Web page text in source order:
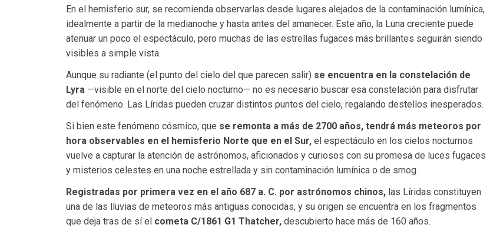
En el hemisferio sur, se recomienda observarlas desde lugares alejados de la contaminación lumínica,
idealmente a partir de la medianoche y hasta antes del amanecer. Este año, la Luna creciente puede
atenuar un poco el espectáculo, pero muchas de las estrellas fugaces más brillantes seguirán siendo
visibles a simple vista.
Aunque su radiante (el punto del cielo del que parecen salir) se encuentra en la constelación de
Lyra —visible en el norte del cielo nocturno— no es necesario buscar esa constelación para disfrutar
del fenómeno. Las Líridas pueden cruzar distintos puntos del cielo, regalando destellos inesperados.
Si bien este fenómeno cósmico, que se remonta a más de 2700 años, tendrá más meteoros por
hora observables en el hemisferio Norte que en el Sur, el espectáculo en los cielos nocturnos
vuelve a capturar la atención de astrónomos, aficionados y curiosos con su promesa de luces fugaces
y misterios celestes en una noche estrellada y sin contaminación lumínica o de smog.
Registradas por primera vez en el año 687 a. C. por astrónomos chinos, las Líridas constituyen
una de las lluvias de meteoros más antiguas conocidas, y su origen se encuentra en los fragmentos
que deja tras de sí el cometa C/1861 G1 Thatcher, descubierto hace más de 160 años.